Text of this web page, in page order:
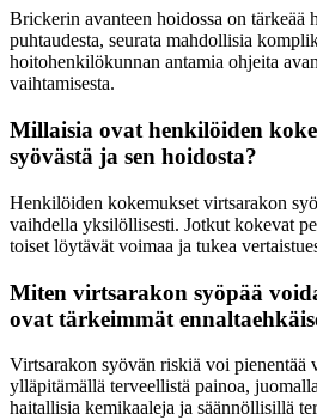
Brickerin avanteen hoidossa on tärkeää
puhtaudesta, seurata mahdollisia
hoitohenkilökunnan antamia ohjeita
vaihtamisesta.
Millaisia ovat henkilöiden
syövästä ja sen hoidosta?
Henkilöiden kokemukset virtsarakon
vaihdella yksilöllisesti. Jotkut kokevat
toiset löytävät voimaa ja tukea
Miten virtsarakon syöpää
ovat tärkeimmät
Virtsarakon syövän riskiä voi pienentää
ylläpitämällä terveellistä painoa,
haitallisia kemikaaleja ja säännöllisillä